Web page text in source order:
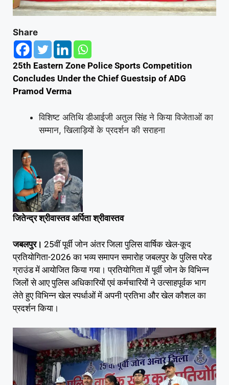
Share
25th Eastern Zone Police Sports Competition
Concludes Under the Chief Guestsip of ADG
Pramod Verma
विशिष्ट अतिथि डीआईजी अतुल सिंह ने किया विजेताओं का
सम्मान, खिलाड़ियों के प्रदर्शन की सराहना
जितेन्द्र श्रीवास्तव अर्पिता श्रीवास्तव
जबलपुर। 25वीं पूर्वी जोन अंतर जिला पुलिस वार्षिक खेल-कूद
प्रतियोगिता-2026 का भव्य समापन समारोह जबलपुर के पुलिस परेड
ग्राउंड में आयोजित किया गया। प्रतियोगिता में पूर्वी जोन के विभिन्न
जिलों से आए पुलिस अधिकारियों एवं कर्मचारियों ने उत्साहपूर्वक भाग
लेते हुए विभिन्न खेल स्पर्धाओं में अपनी प्रतिभा और खेल कौशल का
प्रदर्शन किया।